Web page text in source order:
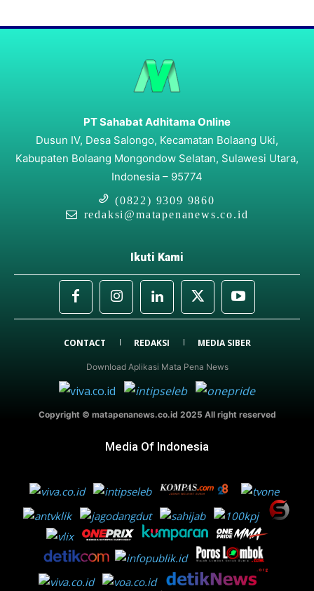
PT Sahabat Adhitama Online
Dusun IV, Desa Salongo, Kecamatan Bolaang Uki,
Kabupaten Bolaang Mongondow Selatan, Sulawesi Utara,
Indonesia – 95774
(0822) 9309 9860
redaksi@matapenanews.co.id
Ikuti Kami
CONTACT REDAKSI MEDIA SIBER
Download Aplikasi Mata Pena News
Copyright © matapenanews.co.id 2025 All right reserved
Media Of Indonesia